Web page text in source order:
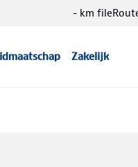
Zakelijk
- km file